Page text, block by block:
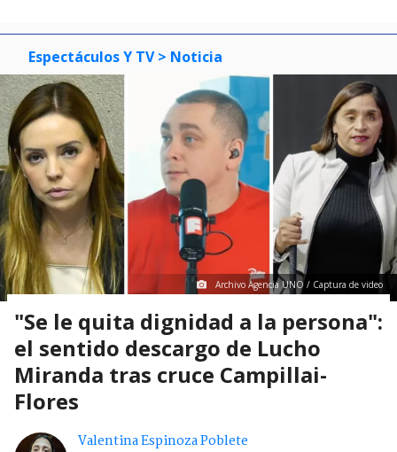
Espectáculos Y TV > Noticia
Archivo Agencia UNO / Captura de video
"Se le quita dignidad a la persona":
el sentido descargo de Lucho
Miranda tras cruce Campillai-
Flores
Valentina Espinoza Poblete